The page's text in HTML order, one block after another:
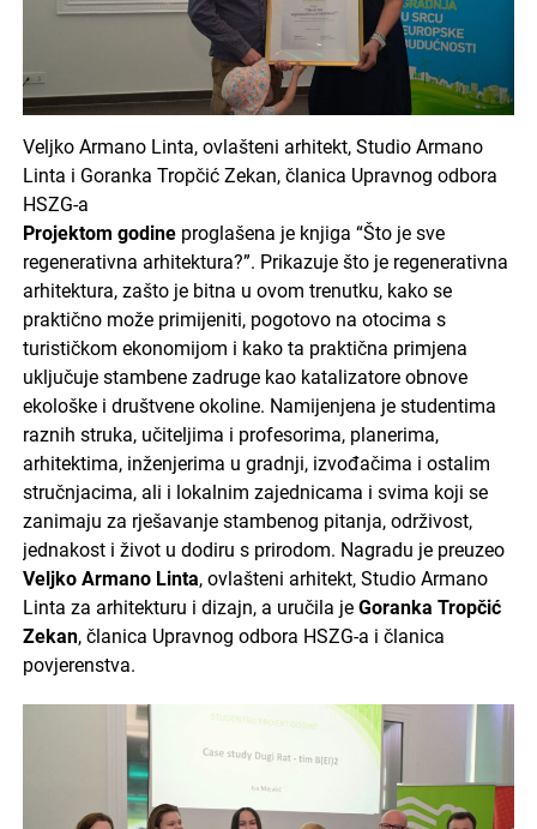
Veljko Armano Linta, ovlašteni arhitekt, Studio Armano
Linta i Goranka Tropčić Zekan, članica Upravnog odbora
HSZG-a
Projektom godineproglašena je knjiga “Što je sve
regenerativna arhitektura?”. Prikazuje što je regenerativna
arhitektura, zašto je bitna u ovom trenutku, kako se
praktično može primijeniti, pogotovo na otocima s
turističkom ekonomijom i kako ta praktična primjena
uključuje stambene zadruge kao katalizatore obnove
ekološke i društvene okoline. Namijenjena je studentima
raznih struka, učiteljima i profesorima, planerima,
arhitektima, inženjerima u gradnji, izvođačima i ostalim
stručnjacima, ali i lokalnim zajednicama i svima koji se
zanimaju za rješavanje stambenog pitanja, održivost,
jednakost i život u dodiru s prirodom. Nagradu je preuzeo
Veljko Armano Linta, ovlašteni arhitekt, Studio Armano
Linta za arhitekturu i dizajn, a uručila jeGoranka Tropčić
Zekan, članica Upravnog odbora HSZG-a i članica
povjerenstva.